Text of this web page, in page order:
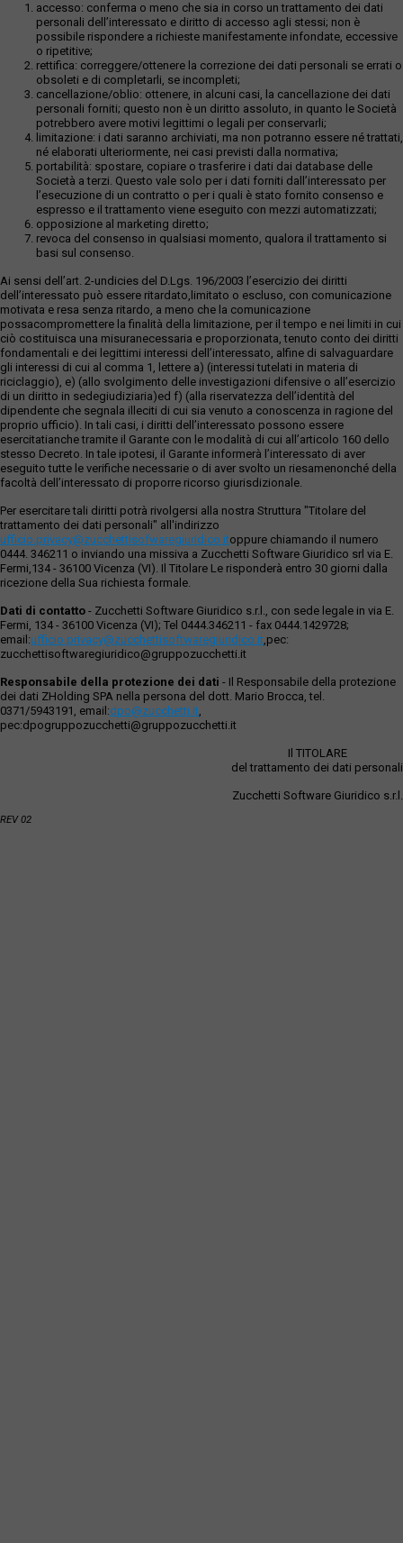
accesso: conferma o meno che sia in corso un trattamento dei dati
personali dell’interessato e diritto di accesso agli stessi; non è
possibile rispondere a richieste manifestamente infondate, eccessive
o ripetitive;
rettifica: correggere/ottenere la correzione dei dati personali se errati o
obsoleti e di completarli, se incompleti;
cancellazione/oblio: ottenere, in alcuni casi, la cancellazione dei dati
personali forniti; questo non è un diritto assoluto, in quanto le Società
potrebbero avere motivi legittimi o legali per conservarli;
limitazione: i dati saranno archiviati, ma non potranno essere né trattati,
né elaborati ulteriormente, nei casi previsti dalla normativa;
portabilità: spostare, copiare o trasferire i dati dai database delle
Società a terzi. Questo vale solo per i dati forniti dall’interessato per
l’esecuzione di un contratto o per i quali è stato fornito consenso e
espresso e il trattamento viene eseguito con mezzi automatizzati;
opposizione al marketing diretto;
revoca del consenso in qualsiasi momento, qualora il trattamento si
basi sul consenso.
Ai sensi dell’art. 2-undicies del D.Lgs. 196/2003 l’esercizio dei diritti
dell’interessato può essere ritardato,limitato o escluso, con comunicazione
motivata e resa senza ritardo, a meno che la comunicazione
possacompromettere la finalità della limitazione, per il tempo e nei limiti in cui
ciò costituisca una misuranecessaria e proporzionata, tenuto conto dei diritti
fondamentali e dei legittimi interessi dell’interessato, alfine di salvaguardare
gli interessi di cui al comma 1, lettere a) (interessi tutelati in materia di
riciclaggio), e) (allo svolgimento delle investigazioni difensive o all’esercizio
di un diritto in sedegiudiziaria)ed f) (alla riservatezza dell’identità del
dipendente che segnala illeciti di cui sia venuto a conoscenza in ragione del
proprio ufficio). In tali casi, i diritti dell’interessato possono essere
esercitatianche tramite il Garante con le modalità di cui all’articolo 160 dello
stesso Decreto. In tale ipotesi, il Garante informerà l’interessato di aver
eseguito tutte le verifiche necessarie o di aver svolto un riesamenonché della
facoltà dell’interessato di proporre ricorso giurisdizionale.
Per esercitare tali diritti potrà rivolgersi alla nostra Struttura "Titolare del
trattamento dei dati personali" all'indirizzo
ufficio.privacy@zucchettisofwaregiuridico.itoppure chiamando il numero
0444. 346211 o inviando una missiva a Zucchetti Software Giuridico srl via E.
Fermi,134 - 36100 Vicenza (VI). Il Titolare Le risponderà entro 30 giorni dalla
ricezione della Sua richiesta formale.
Dati di contatto - Zucchetti Software Giuridico s.r.l., con sede legale in via E.
Fermi, 134 - 36100 Vicenza (VI); Tel 0444.346211 - fax 0444.1429728;
email:ufficio.privacy@zucchettisoftwaregiuridico.it,pec:
zucchettisoftwaregiuridico@gruppozucchetti.it
Responsabile della protezione dei dati - Il Responsabile della protezione
dei dati ZHolding SPA nella persona del dott. Mario Brocca, tel.
0371/5943191, email:dpo@zucchetti.it,
pec:dpogruppozucchetti@gruppozucchetti.it
Il TITOLARE
del trattamento dei dati personali
Zucchetti Software Giuridico s.r.l.
REV 02